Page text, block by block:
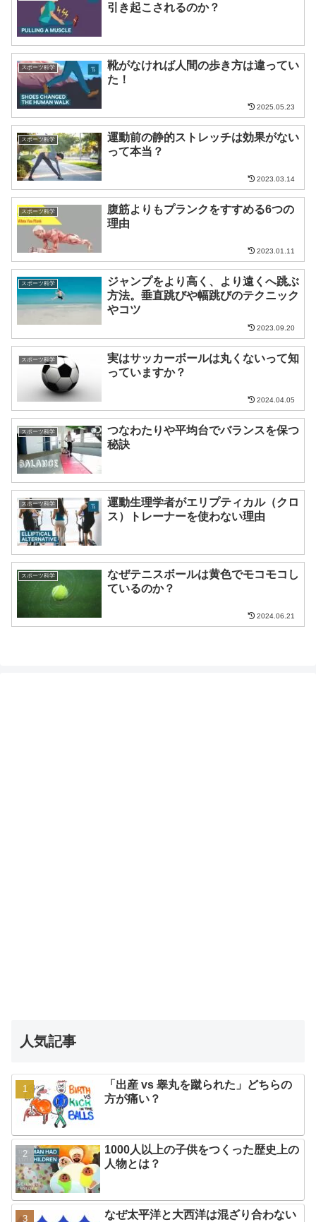
引き起こされるのか？
スポーツ科学
靴がなければ人間の歩き方は違ってい
た！
2025.05.23
スポーツ科学
運動前の静的ストレッチは効果がない
って本当？
2023.03.14
スポーツ科学
腹筋よりもプランクをすすめる6つの
理由
2023.01.11
スポーツ科学
ジャンプをより高く、より遠くへ跳ぶ
方法。垂直跳びや幅跳びのテクニック
やコツ
2023.09.20
スポーツ科学
実はサッカーボールは丸くないって知
っていますか？
2024.04.05
スポーツ科学
つなわたりや平均台でバランスを保つ
秘訣
スポーツ科学
運動生理学者がエリプティカル（クロ
ス）トレーナーを使わない理由
スポーツ科学
なぜテニスボールは黄色でモコモコし
ているのか？
2024.06.21
人気記事
「出産 vs 睾丸を蹴られた」どちらの
方が痛い？
1000人以上の子供をつくった歴史上の
人物とは？
なぜ太平洋と大西洋は混ざり合わない